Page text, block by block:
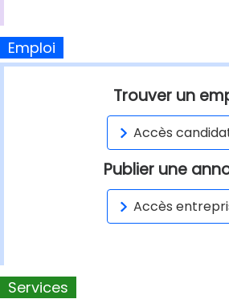
Emploi
Trouver un
Accès
Publier une
Accès
Services